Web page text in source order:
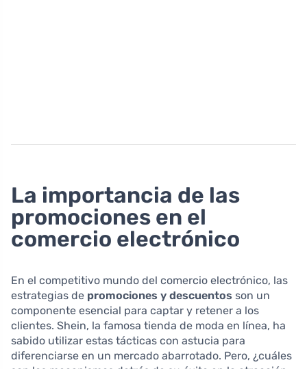
La importancia de las
promociones en el
comercio electrónico
En el competitivo mundo del comercio electrónico, las
estrategias de promociones y descuentos son un
componente esencial para captar y retener a los
clientes. Shein, la famosa tienda de moda en línea, ha
sabido utilizar estas tácticas con astucia para
diferenciarse en un mercado abarrotado. Pero, ¿cuáles